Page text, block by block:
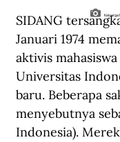
Keluarga
SIDANG
Januari 1974
aktivis
Universitas
baru. Beberapa
menyebutnya
Indonesia).